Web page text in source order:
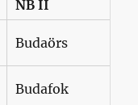
NB II
Budaörs
Budafok